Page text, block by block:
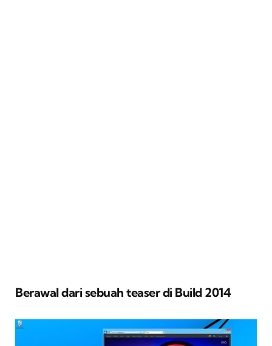
Berawal dari sebuah teaser di Build 2014